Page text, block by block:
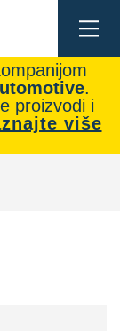
.
proizvodi i
više